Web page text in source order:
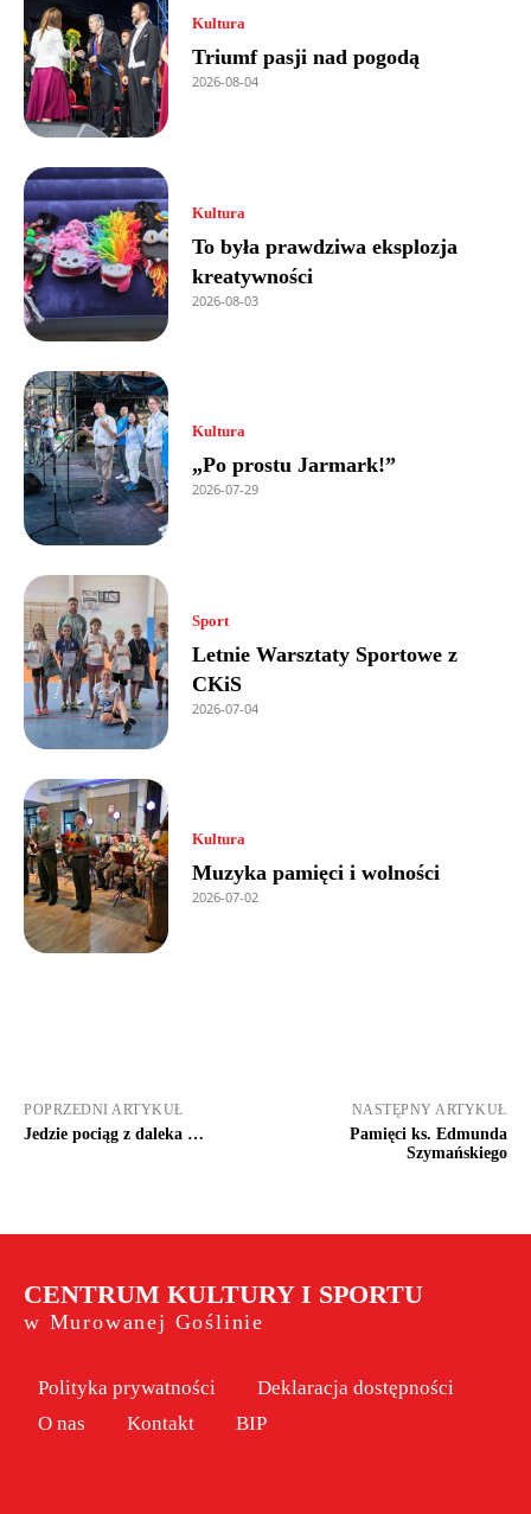
Kultura
Triumf pasji nad pogodą
2026-08-04
Kultura
To była prawdziwa eksplozja
kreatywności
2026-08-03
Kultura
„Po prostu Jarmark!”
2026-07-29
Sport
Letnie Warsztaty Sportowe z
CKiS
2026-07-04
Kultura
Muzyka pamięci i wolności
2026-07-02
POPRZEDNI ARTYKUŁ
Jedzie pociąg z daleka …
NASTĘPNY ARTYKUŁ
Pamięci ks. Edmunda
Szymańskiego
CENTRUM KULTURY I SPORTU
w Murowanej Goślinie
Polityka prywatności
Deklaracja dostępności
O nas
Kontakt BIP